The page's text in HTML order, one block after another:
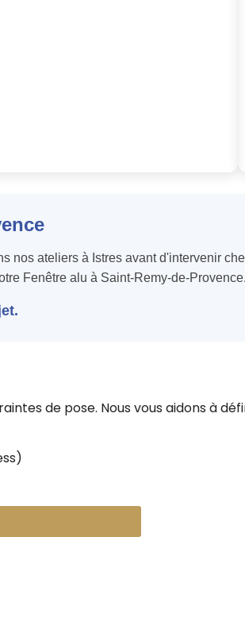
nos ateliers à Istres avant d'intervenir
Fenêtre alu à Saint-Remy-de-Provence.
de pose. Nous vous aidons à